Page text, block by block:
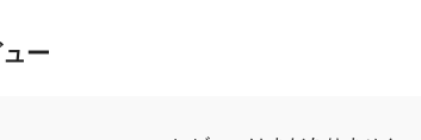
ー